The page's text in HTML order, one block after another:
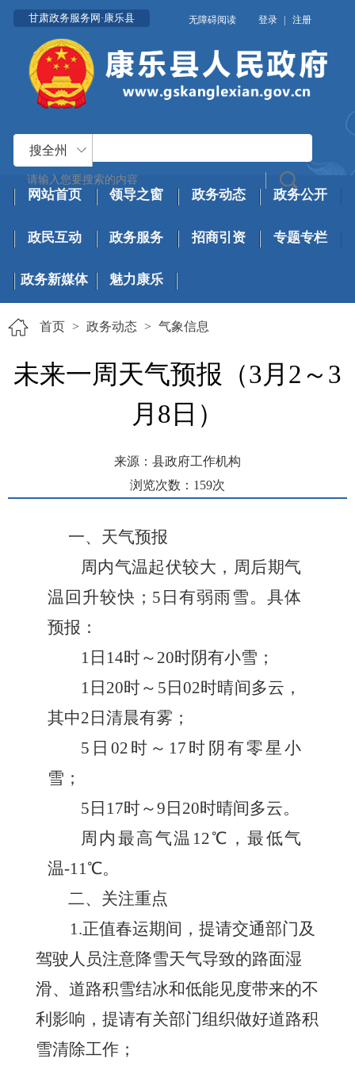
甘肃政务服务网·康乐县 无障碍阅读 登录 | 注册
搜全州
网站首页 领导之窗 政务动态 政务公开
政民互动 政务服务 招商引资 专题专栏
政务新媒体 魅力康乐
首页 > 政务动态 > 气象信息
未来一周天气预报（3月2～3
月8日）
来源：县政府工作机构
浏览次数： 159次
一、天气预报
周内气温起伏较大，周后期气
温回升较快 ； 5日有弱雨雪。具体
预报：
1日14时～20时阴有小雪；
1日20时～5日02时晴间多云，
其中2日清晨有雾；
5日02时～17时阴有零星小
雪；
5日17时～9日20时晴间多云。
周内最高气温12℃，最低气
温-11℃。
二、关注重点
1 .正值春运期间，提请交通部门及
驾驶人员注意降雪天气导致的路面湿
滑、道路积雪结冰和低能见度带来的不
利影响，提请有关部门组织做好道路积
雪清除工作；